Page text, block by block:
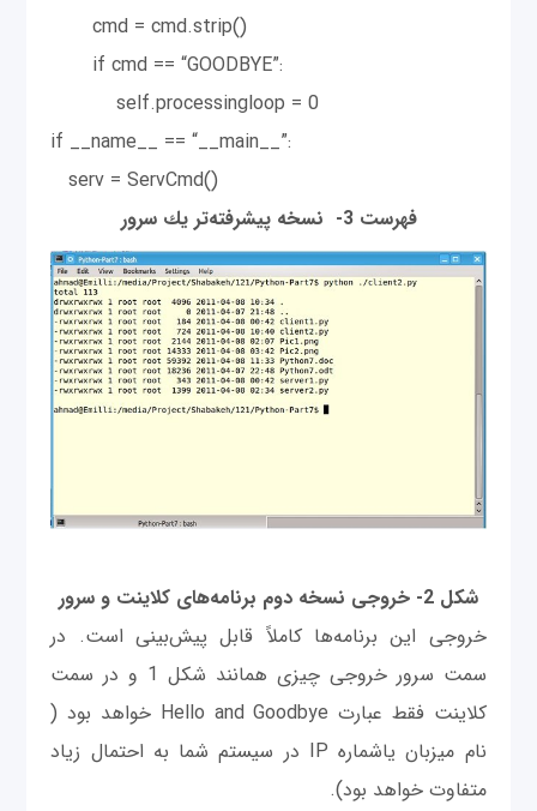
cmd = cmd.strip()
if cmd == “GOODBYE”:
self.processingloop = 0
if __name__ == “__main__”:
serv = ServCmd()
فهرست 3- نسخه پيشرفته‌تر يك سرور
شکل 2- خروجی نسخه دوم برنامه‌های كلاينت و سرور
خروجی این برنامه‌ها کاملاً قابل پیش‌بینی است. در
سمت سرور خروجی چیزی همانند شکل 1 و در سمت
کلاینت فقط عبارت Hello and Goodbye خواهد بود (
نام ميزبان ياشماره IP در سیستم شما به احتمال زیاد
متفاوت خواهد بود).